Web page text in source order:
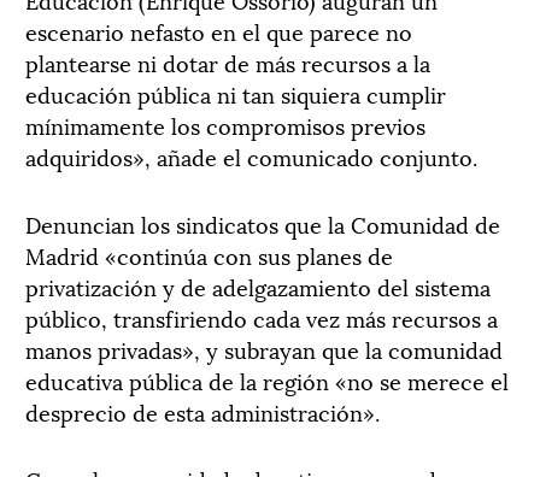
escenario nefasto en el que parece no
plantearse ni dotar de más recursos a la
educación pública ni tan siquiera cumplir
mínimamente los compromisos previos
adquiridos», añade el comunicado conjunto.
Denuncian los sindicatos que la Comunidad de
Madrid «continúa con sus planes de
privatización y de adelgazamiento del sistema
público, transfiriendo cada vez más recursos a
manos privadas», y subrayan que la comunidad
educativa pública de la región «no se merece el
desprecio de esta administración».